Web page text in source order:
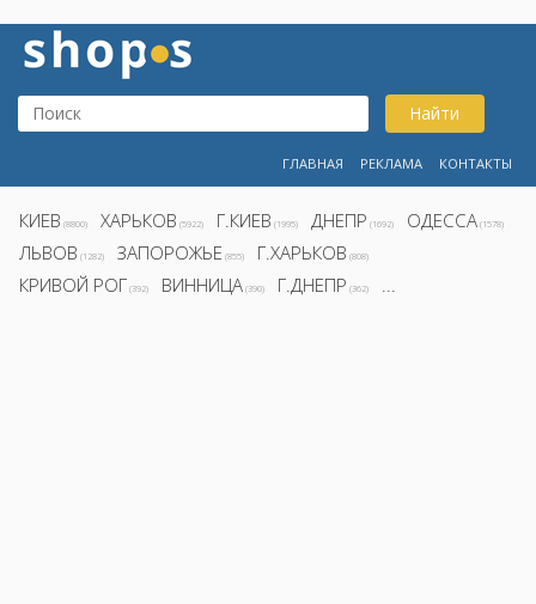
Найти
ГЛАВНАЯ РЕКЛАМА КОНТАКТЫ
КИЕВ (8800) ХАРЬКОВ (5922) Г.КИЕВ (1995) ДНЕПР (1692) ОДЕССА (1578)
ЛЬВОВ (1282) ЗАПОРОЖЬЕ (855) Г.ХАРЬКОВ (808)
КРИВОЙ РОГ (392) ВИННИЦА (390) Г.ДНЕПР (362) ...